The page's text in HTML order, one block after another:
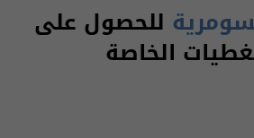
للحصول على
الخاصة